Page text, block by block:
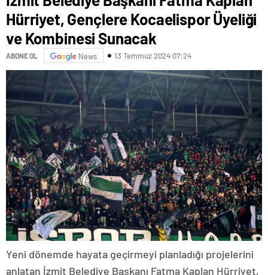
Hürriyet, Gençlere Kocaelispor Üyeliği
ve Kombinesi Sunacak
ABONE OL News 13 Temmuz 2024 07:24
Yeni dönemde hayata geçirmeyi planladığı projelerini
anlatan İzmit Belediye Başkanı Fatma Kaplan Hürriyet,